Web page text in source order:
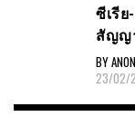
ซีเรี
สัญญ
BY
23/02/